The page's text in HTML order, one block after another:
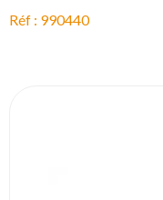
Réf : 990440